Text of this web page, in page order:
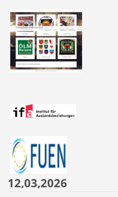
12,03,2026